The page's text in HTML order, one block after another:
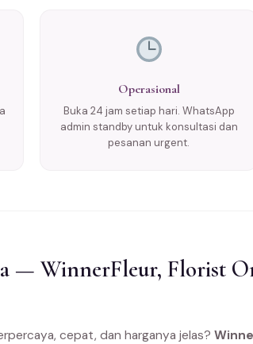
Operasional
Buka 24 jam setiap hari. WhatsApp
admin standby untuk konsultasi dan
pesanan urgent.
— WinnerFleur, Florist
cepat, dan harganya jelas?